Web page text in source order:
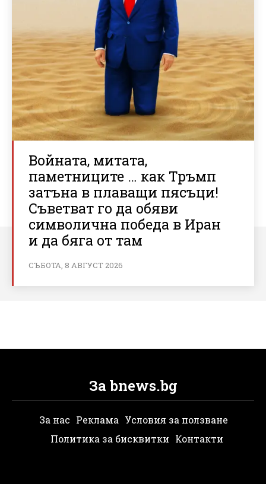
Войната, митата,
паметниците … как Тръмп
затъна в плаващи пясъци!
Съветват го да обяви
символична победа в Иран
и да бяга от там
СЪБОТА, 8 АВГУСТ 2026
За bnews.bg
За нас Реклама Условия за ползване
Политика за бисквитки Контакти